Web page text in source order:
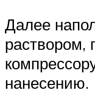
Далее
раствором,
нанесению.